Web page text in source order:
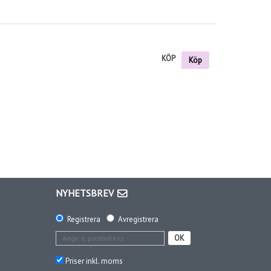
Köp
KÖP
NYHETSBREV
Registrera
Avregistrera
OK
Priser inkl. moms